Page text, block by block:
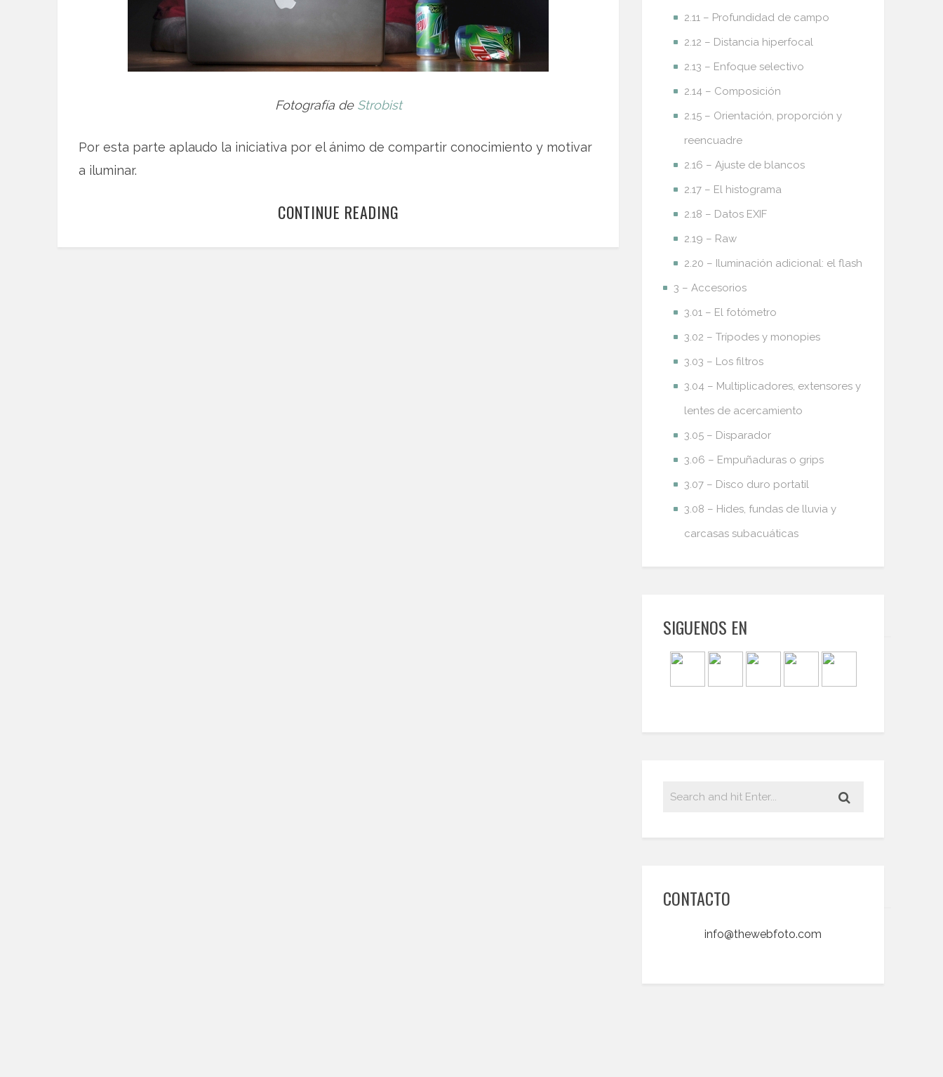
Fotografía de Strobist
Por esta parte aplaudo la iniciativa por el ánimo de compartir conocimiento y motivar
a iluminar.
CONTINUE READING
2.11 – Profundidad de campo
2.12 – Distancia hiperfocal
2.13 – Enfoque selectivo
2.14 – Composición
2.15 – Orientación, proporción y
reencuadre
2.16 – Ajuste de blancos
2.17 – El histograma
2.18 – Datos EXIF
2.19 – Raw
2.20 – Iluminación adicional: el flash
3 – Accesorios
3.01 – El fotómetro
3.02 – Trípodes y monopies
3.03 – Los filtros
3.04 – Multiplicadores, extensores y
lentes de acercamiento
3.05 – Disparador
3.06 – Empuñaduras o grips
3.07 – Disco duro portatil
3.08 – Hides, fundas de lluvia y
carcasas subacuáticas
SIGUENOS EN
CONTACTO
info@thewebfoto.com